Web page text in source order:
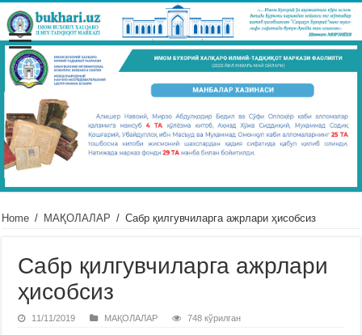
Home / МАҚОЛАЛАР / Сабр қилгувчиларга ажрлари ҳисобсиз
Сабр қилгувчиларга ажрлари
ҳисобсиз
11/11/2019 МАҚОЛАЛАР 748 кўрилган